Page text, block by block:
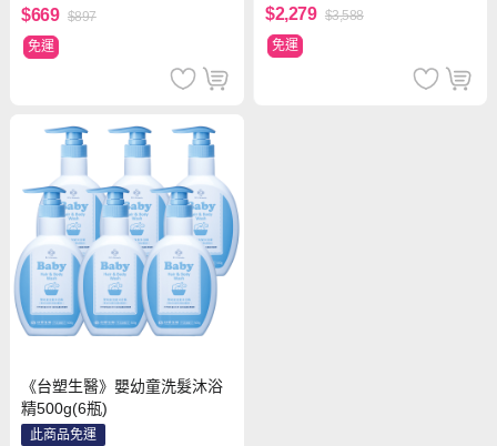
$669 $897
免運
$2,279 $3,588
免運
《台塑生醫》嬰幼童洗髮沐浴
精500g(6瓶)
此商品免運